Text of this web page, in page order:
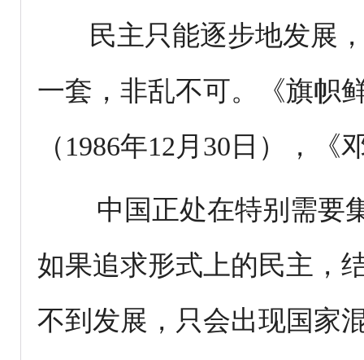
民主只能逐步地发展
一套，非乱不可。《旗帜
（1986年12月30日），
中国正处在特别需要
如果追求形式上的民主，
不到发展，只会出现国家